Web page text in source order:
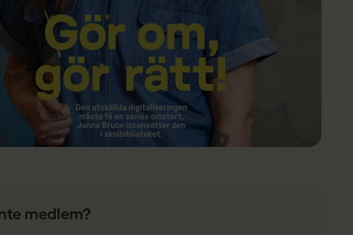
medlem?